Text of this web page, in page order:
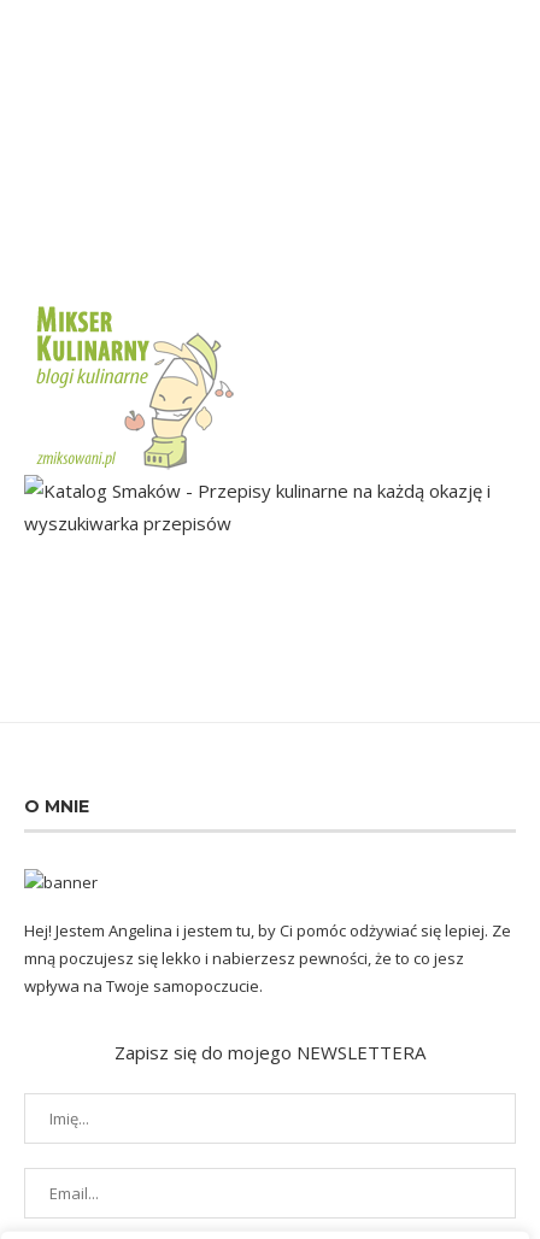
O MNIE
Hej! Jestem Angelina i jestem tu, by Ci pomóc odżywiać się lepiej. Ze
mną poczujesz się lekko i nabierzesz pewności, że to co jesz
wpływa na Twoje samopoczucie.
Zapisz się do mojego NEWSLETTERA